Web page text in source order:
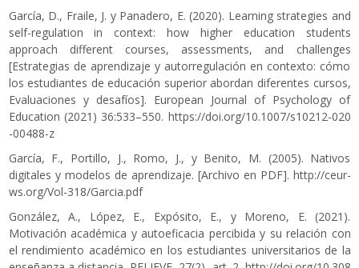
García, D., Fraile, J. y Panadero, E. (2020). Learning strategies and
self-regulation in context: how higher education students
approach different courses, assessments, and challenges
[Estrategias de aprendizaje y autorregulación en contexto: cómo
los estudiantes de educación superior abordan diferentes cursos,
Evaluaciones y desafíos]. European Journal of Psychology of
Education (2021) 36:533–550. https://doi.org/10.1007/s10212-020
-00488-z
García, F., Portillo, J., Romo, J., y Benito, M. (2005). Nativos
digitales y modelos de aprendizaje. [Archivo en PDF]. http://ceur-
ws.org/Vol-318/Garcia.pdf
González, A., López, E., Expósito, E., y Moreno, E. (2021).
Motivación académica y autoeficacia percibida y su relación con
el rendimiento académico en los estudiantes universitarios de la